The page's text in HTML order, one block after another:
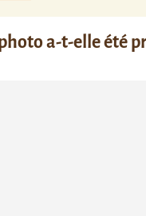
a-t-elle été